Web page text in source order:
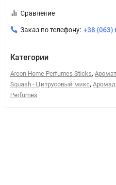
Сравнение
Заказ по телефону: +38 (063)
Категории
Areon Home Perfumes Sticks,
Squash - Цитрусовый микс,
Perfumes